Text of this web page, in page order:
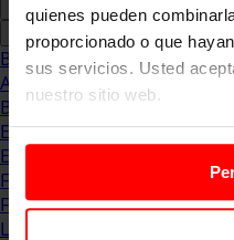
quienes pueden
proporcionado o que
sus servicios. Usted
nuestro sitio web.
Blog
Abogacia
Business
Empleo & Emprendimiento
Empresas
Finanzas
Formación & Estudios
Luxury